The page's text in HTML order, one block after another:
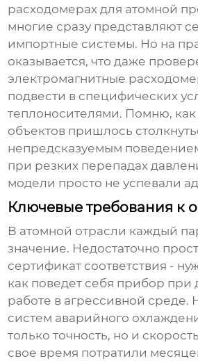
расходомерах для атомной
многие сразу представляют
импортные системы. Но на
оказывается, что даже
электромагнитные
подвести в специфических
теплоносителями. Помню,
объектов пришлось
непредсказуемым
при резких перепадах
модели просто не успевали
Ключевые требования к
В атомной отрасли каждый
значение. Недостаточно
сертификат соответствия -
как поведет себя прибор при
работе в агрессивной среде.
систем аварийного
только точность, но и
свое время потратили